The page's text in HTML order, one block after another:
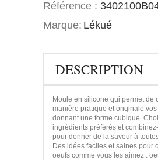
Référence :
Marque: Lékué
DESCRIPTION
Moule en silicone qui permet de
manière pratique et originale
donnant une forme cubique.
ingrédients préférés et
pour donner de la saveur à
Des idées faciles et saines pour
oeufs comme vous les aimez :